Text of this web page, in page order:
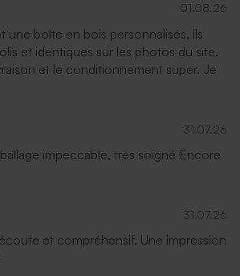
01.08.26
une boîte en bois personnalisés, ils
et identiques sur les photos du site.
et le conditionnement super. Je
31.07.26
impeccable, très soigné Encore
31.07.26
et compréhensif. Une impression